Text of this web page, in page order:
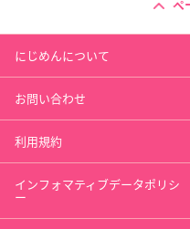
ペ
にじめんについて
お問い合わせ
利用規約
インフォマティブデータポリシ
ー